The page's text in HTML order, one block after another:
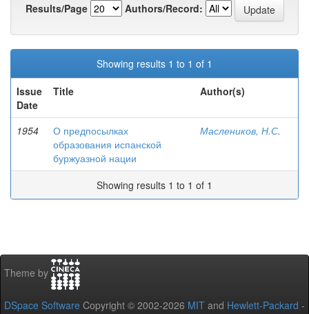
Results/Page
Authors/Record:
Showing results 1 to 1 of 1
Issue
Date
Title Author(s)
1954
О предпосылках
образования испанской
буржуазной нации
Маслеников, Н.С.
Showing results 1 to 1 of 1
Theme by
DSpace Software Copyright © 2002-2026 MIT and Hewlett-Packard -